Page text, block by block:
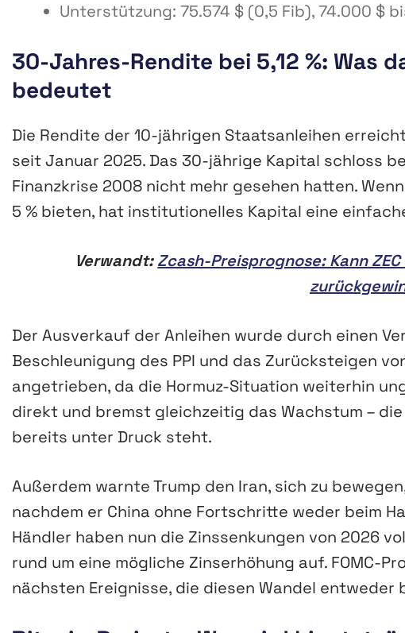
Unterstützung: 75.574 $ (0,5 Fib), 74.000 $
30-Jahres-Rendite bei 5,12 %: Was
bedeutet
Die Rendite der 10-jährigen Staatsanleihen
seit Januar 2025. Das 30-jährige Kapital schloss
Finanzkrise 2008 nicht mehr gesehen hatten.
5 % bieten, hat institutionelles Kapital eine
Verwandt:Zcash-Preisprognose: Kann
Der Ausverkauf der Anleihen wurde durch einen
Beschleunigung des PPI und das Zurücksteigen
angetrieben, da die Hormuz-Situation weiterhin
direkt und bremst gleichzeitig das Wachstum –
bereits unter Druck steht.
Außerdem warnte Trump den Iran, sich zu
nachdem er China ohne Fortschritte weder beim
Händler haben nun die Zinssenkungen von 2026
rund um eine mögliche Zinserhöhung auf. FOMC-
nächsten Ereignisse, die diesen Wandel